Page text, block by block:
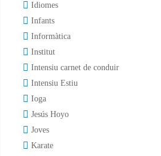
Idiomes
Infants
Informàtica
Institut
Intensiu carnet de conduir
Intensiu Estiu
Ioga
Jesús Hoyo
Joves
Karate